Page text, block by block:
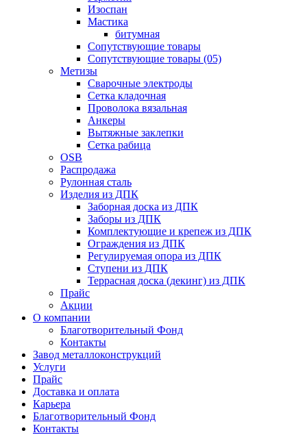
Изоспан
Мастика
битумная
Сопутствующие товары
Сопутствующие товары (05)
Метизы
Сварочные электроды
Сетка кладочная
Проволока вязальная
Анкеры
Вытяжные заклепки
Сетка рабица
OSB
Распродажа
Рулонная сталь
Изделия из ДПК
Заборная доска из ДПК
Заборы из ДПК
Комплектующие и крепеж из ДПК
Ограждения из ДПК
Регулируемая опора из ДПК
Ступени из ДПК
Террасная доска (декинг) из ДПК
Прайс
Акции
О компании
Благотворительный Фонд
Контакты
Завод металлоконструкций
Услуги
Прайс
Доставка и оплата
Карьера
Благотворительный Фонд
Контакты